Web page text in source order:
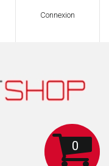
Connexion
0